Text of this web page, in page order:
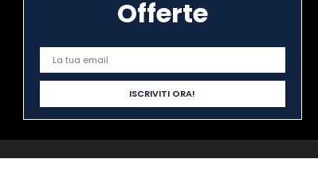
Offerte